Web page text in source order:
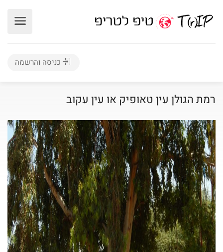
כניסה והרשמה
רמת הגולן עין טאופיק או עין עקוב